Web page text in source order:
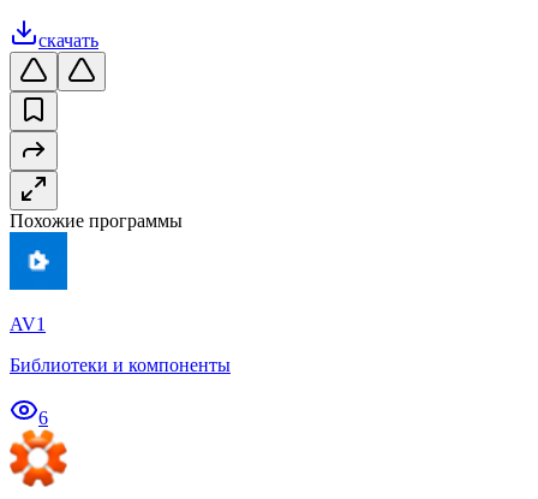
скачать
Похожие программы
AV1
Библиотеки и компоненты
6